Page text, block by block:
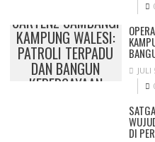
CARTENZ SAMBANGI
KAMPUNG WALESI:
PATROLI TERPADU
DAN BANGUN
KEPERCAYAAN
JULI
DI